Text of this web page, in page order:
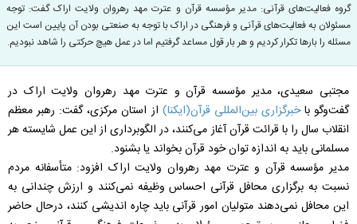
گروه فعالیت‌های قرآنی: مدیر مؤسسه قرآن و عترت مهد رهروان ولایت اراک گفت: توجه
مسئولان به فعالیت‌های قرآنی و فرهنگی در اراک با توجه به صنعتی بودن آن پایین است این
مسئله را بارها تکرار کردیم و هر بار قول مساعد گرفتیم اما در عمل هیچ حرکتی را شاهد نبودیم.
مجتبی سعیدی، مدیر مؤسسه قرآن و عترت مهد رهروان ولایت اراک در
گفت‌وگو باخبرگزاری بین‌المللی قرآن(ایکنا) از استان مرکزی، گفت: رهبر معظم
انقلاب سال را با قرائت قرآن آغاز می‌کنند، در الگوبرداری از این عمل شایسته هر
مسلمانی باید به اندازه توان خود قرآن بخواند یا بشنود.
مدیر مؤسسه قرآن و عترت مهد رهروان ولایت اراک افزود: متأسفانه مردم
نسبت به برگزاری محافل قرآنی احساس وظیفه نمی‌کنند و ارزش چندانی به
این محافل نمی‌دهند متولیان امور قرآنی باید چاره اندیشی کنند، درحال حاضر